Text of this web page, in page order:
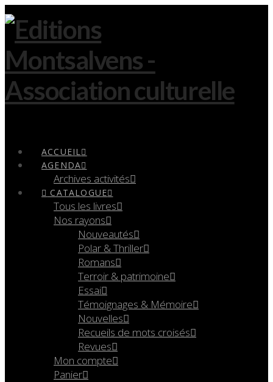
ACCUEIL
AGENDA
Archives activités
CATALOGUE
Tous les livres
Nos rayons
Nouveautés
Polar & Thriller
Romans
Terroir & patrimoine
Essai
Témoignages & Mémoire
Nouvelles
Recueils de mots croisés
Revues
Mon compte
Panier